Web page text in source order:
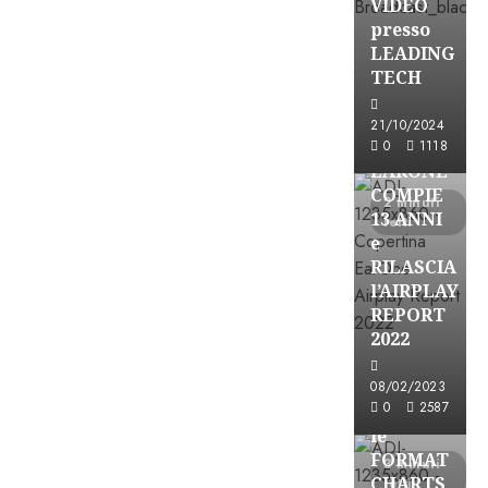
VIDEO
presso
LEADING
TECH
21/10/2024
0
1118
2 minuti
letti
Partnership
EARONE
COMPIE
13 ANNI
e
RILASCIA
l’AIRPLAY
REPORT
2022
08/02/2023
0
2587
3 minuti
letti
Partnership
le
FORMAT